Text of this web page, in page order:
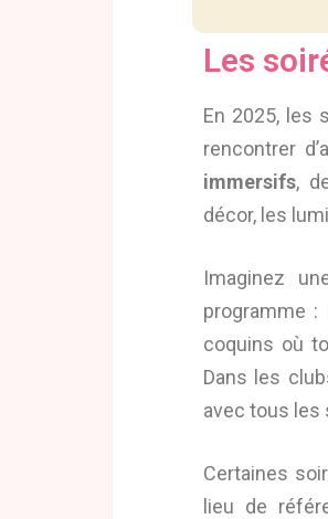
Les
En 2025, les
rencontrer
immersifs,
décor, les
Imaginez
programme
coquins où
Dans les
avec tous les
Certaines
lieu de